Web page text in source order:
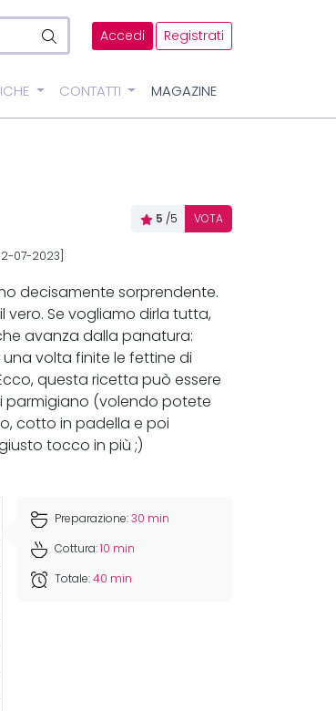
Accedi Registrati
CONTATTI MAGAZINE
5 /5 VOTA
07-2023]
decisamente sorprendente.
vero. Se vogliamo dirla tutta,
avanza dalla panatura:
volta finite le fettine di
questa ricetta può essere
parmigiano (volendo potete
cotto in padella e poi
tocco in più ;)
Preparazione:30 min
Cottura:10 min
Totale:40 min